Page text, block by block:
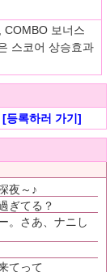
COMBO 보너스
스코어 상승효과
[등록하러 가기]
夜～♪
ぎてる？
。さあ、ナニし
てって